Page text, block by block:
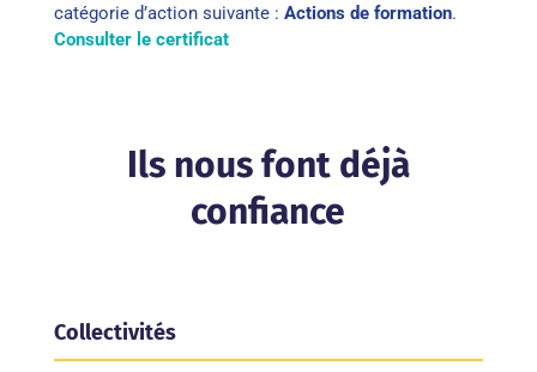
catégorie d’action suivante : Actions de formation.
Consulter le certificat
Ils nous font déjà
confiance
Collectivités